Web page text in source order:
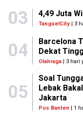
03 4,49 Juta
TangselCity | 3
04
Barcelona
Dekat
Olahraga| 3 hari
05
Soal
Lebak
Jakarta
Pos Banten | 1